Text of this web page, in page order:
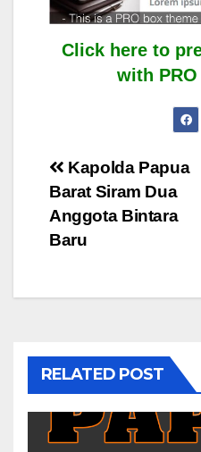
Click here to
with PRO
Post
navigation
Kapolda Papua
Barat Siram Dua
Anggota Bintara
Baru
RELATED POST